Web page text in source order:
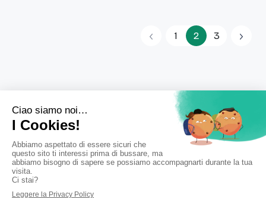
1 2 3
Farmacia Grignani
Via Carducci,1, 24040 Arcene (BG)
Tel.